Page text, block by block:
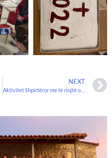
NEXT
Aktivitet Shpirtëror me të rinjtë orthodhoksë të tiranës në Manastirin e hirshëm të “Shën Vlashit” në Durrës!